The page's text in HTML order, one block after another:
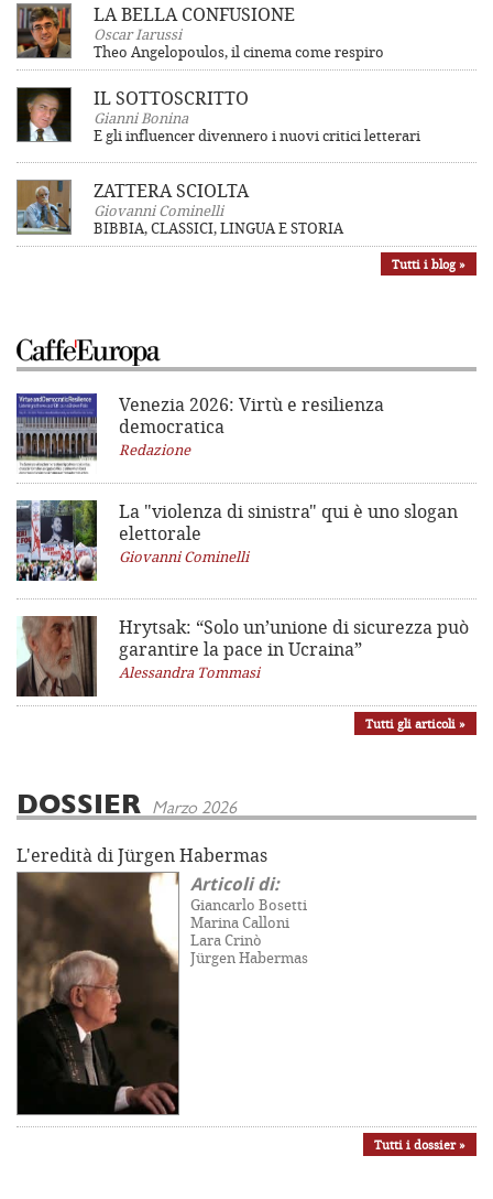
LA BELLA CONFUSIONE
Oscar Iarussi
Theo Angelopoulos, il cinema come respiro
IL SOTTOSCRITTO
Gianni Bonina
E gli influencer divennero i nuovi critici letterari
ZATTERA SCIOLTA
Giovanni Cominelli
BIBBIA, CLASSICI, LINGUA E STORIA
Tutti i blog »
Venezia 2026: Virtù e resilienza
democratica
Redazione
La "violenza di sinistra" qui è uno slogan
elettorale
Giovanni Cominelli
Hrytsak: “Solo un’unione di sicurezza può
garantire la pace in Ucraina”
Alessandra Tommasi
Tutti gli articoli »
DOSSIER Marzo 2026
L'eredità di Jürgen Habermas
Articoli di:
Giancarlo Bosetti
Marina Calloni
Lara Crinò
Jürgen Habermas
Tutti i dossier »